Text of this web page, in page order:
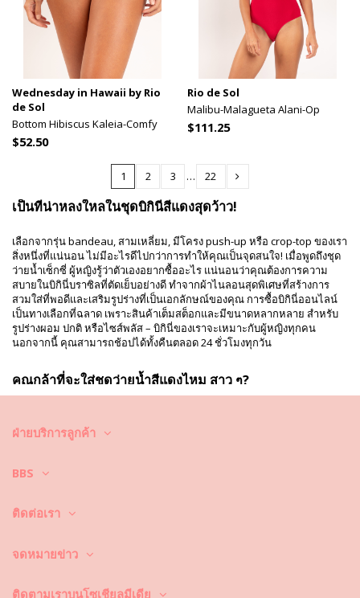
Wednesday in Hawaii by Rio
de Sol
Bottom Hibiscus Kaleia-Comfy
$52.50
Rio de Sol
Malibu-Malagueta Alani-Op
$111.25
1 2 3 … 22
เป็นที่น่าหลงใหลในชุดบิกินี่สีแดงสุดว้าว!
เลือกจากรุ่น bandeau, สามเหลี่ยม, มีโครง push-up หรือ crop-top ของเรา
สิ่งหนึ่งที่แน่นอน ไม่มีอะไรดีไปกว่าการทำให้คุณเป็นจุดสนใจ! เมื่อพูดถึงชุด
ว่ายน้ำเซ็กซี่ ผู้หญิงรู้ว่าตัวเองอยากซื้ออะไร แน่นอนว่าคุณต้องการความ
สบายในบิกินี่บราซิลที่ตัดเย็บอย่างดี ทำจากผ้าไนลอนสุดพิเศษที่สร้างการ
สวมใส่ที่พอดีและเสริมรูปร่างที่เป็นเอกลักษณ์ของคุณ การซื้อบิกินี่ออนไลน์
เป็นทางเลือกที่ฉลาด เพราะสินค้าเต็มสต็อกและมีขนาดหลากหลาย สำหรับ
รูปร่างผอม ปกติ หรือไซส์พลัส – บิกินี่ของเราจะเหมาะกับผู้หญิงทุกคน
นอกจากนี้ คุณสามารถช้อปได้ทั้งคืนตลอด 24 ชั่วโมงทุกวัน
คุณกล้าที่จะใส่ชุดว่ายน้ำสีแดงไหม สาว ๆ?
ชายหาด ริมสระ หรือในรีสอร์ต เราคิดว่าสีชุดว่ายน้ำที่ดีที่สุดคือสีที่โดดเด่น
และดึงดูดสายตา และสีแดงคือหนึ่งในสีที่คุณไม่สามารถมองข้ามหรือหลงลืม
Rosie Huntington-Whitley Kim Kardashian West Emily Ratajkowski
พวกเธอเคยถ่ายภาพกับเฉดสีร้อนแรงนี้ Elle Cosmopolitan Glamour และ
แดง ไม่ว่าจะเป็นชุดว่ายน้ำเซ็กซี่หรือชุดบิกินี่เซ็กซี่เป็นหนึ่งในตัวเลือกยอดฮิต
Lydia บิกินี่เอวสูงไหม? มาดูสิ่งที่เรามีให้คุณ! เรารับประกันว่าคุณจะพบสิ่งที่
ฝ่ายบริการลูกค้า
BBS
ติดต่อเรา
จดหมายข่าว
ติดตามเราบนโซเชียลมีเดีย